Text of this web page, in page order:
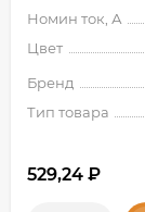
Номин ток, А
Цвет
Бренд
Тип товара
529,24 ₽